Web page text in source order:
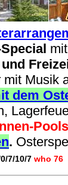
Musik
dem
Pools
.
7/10/7 who 76